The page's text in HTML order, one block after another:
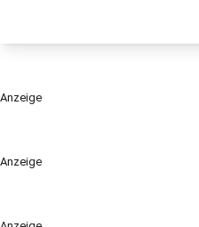
Anzeige
Anzeige